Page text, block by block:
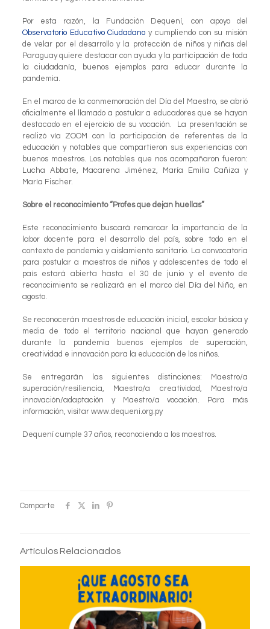
Por esta razón, la Fundación Dequení, con apoyo del
Observatorio Educativo Ciudadano y cumpliendo con su misión
de velar por el desarrollo y la protección de niños y niñas del
Paraguay quiere destacar con ayuda y la participación de toda
la ciudadanía, buenos ejemplos para educar durante la
pandemia.
En el marco de la conmemoración del Día del Maestro, se abrió
oficialmente el llamado a postular a educadores que se hayan
destacado en el ejercicio de su vocación. La presentación se
realizó vía ZOOM con la participación de referentes de la
educación y notables que compartieron sus experiencias con
buenos maestros. Los notables que nos acompañaron fueron:
Lucha Abbate, Macarena Jiménez, María Emilia Cañiza y
María Fischer.
Sobre el reconocimiento “Profes que dejan huellas”
Este reconocimiento buscará remarcar la importancia de la
labor docente para el desarrollo del país, sobre todo en el
contexto de pandemia y aislamiento sanitario. La convocatoria
para postular a maestros de niños y adolescentes de todo el
país estará abierta hasta el 30 de junio y el evento de
reconocimiento se realizará en el marco del Día del Niño, en
agosto.
Se reconocerán maestros de educación inicial, escolar básica y
media de todo el territorio nacional que hayan generado
durante la pandemia buenos ejemplos de superación,
creatividad e innovación para la educación de los niños.
Se entregarán las siguientes distinciones: Maestro/a
superación/resiliencia, Maestro/a creatividad, Maestro/a
innovación/adaptación y Maestro/a vocación. Para más
información, visitar www.dequeni.org.py
Dequení cumple 37 años, reconociendo a los maestros.
Comparte
Artículos Relacionados